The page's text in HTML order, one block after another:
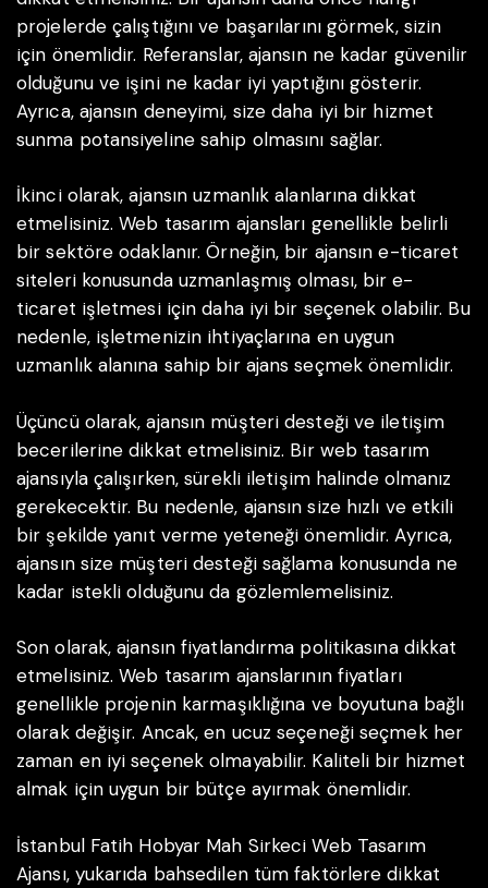
projelerde çalıştığını ve başarılarını görmek, sizin
için önemlidir. Referanslar, ajansın ne kadar güvenilir
olduğunu ve işini ne kadar iyi yaptığını gösterir.
Ayrıca, ajansın deneyimi, size daha iyi bir hizmet
sunma potansiyeline sahip olmasını sağlar.
İkinci olarak, ajansın uzmanlık alanlarına dikkat
etmelisiniz. Web tasarım ajansları genellikle belirli
bir sektöre odaklanır. Örneğin, bir ajansın e-ticaret
siteleri konusunda uzmanlaşmış olması, bir e-
ticaret işletmesi için daha iyi bir seçenek olabilir. Bu
nedenle, işletmenizin ihtiyaçlarına en uygun
uzmanlık alanına sahip bir ajans seçmek önemlidir.
Üçüncü olarak, ajansın müşteri desteği ve iletişim
becerilerine dikkat etmelisiniz. Bir web tasarım
ajansıyla çalışırken, sürekli iletişim halinde olmanız
gerekecektir. Bu nedenle, ajansın size hızlı ve etkili
bir şekilde yanıt verme yeteneği önemlidir. Ayrıca,
ajansın size müşteri desteği sağlama konusunda ne
kadar istekli olduğunu da gözlemlemelisiniz.
Son olarak, ajansın fiyatlandırma politikasına dikkat
etmelisiniz. Web tasarım ajanslarının fiyatları
genellikle projenin karmaşıklığına ve boyutuna bağlı
olarak değişir. Ancak, en ucuz seçeneği seçmek her
zaman en iyi seçenek olmayabilir. Kaliteli bir hizmet
almak için uygun bir bütçe ayırmak önemlidir.
İstanbul Fatih Hobyar Mah Sirkeci Web Tasarım
Ajansı, yukarıda bahsedilen tüm faktörlere dikkat